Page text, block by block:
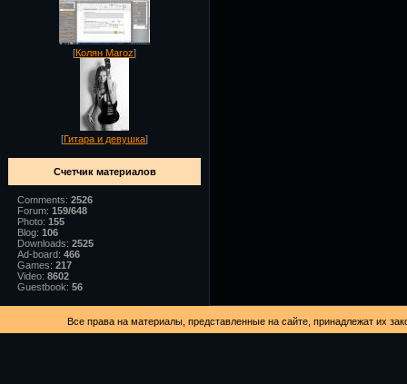
[Колян Maroz]
[Гитара и девушка]
Счетчик материалов
Comments: 2526
Forum: 159/648
Photo: 155
Blog: 106
Downloads: 2525
Ad-board: 466
Games: 217
Video: 8602
Guestbook: 56
Все права на материалы, представленные на сайте, принадлежат их